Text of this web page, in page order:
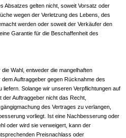
Absatzes gelten nicht, soweit Vorsatz oder
wegen der Verletzung des Lebens, des
werden oder soweit der Verkäufer den
Garantie für die Beschaffenheit des
Wahl, entweder die mangelhaften
Auftraggeber gegen Rücknahme des
Solange wir unseren Verpflichtungen auf
Auftraggeber nicht das Recht,
des Vertrages zu verlangen,
vorliegt. Ist eine Nachbesserung oder
oder wird sie verweigert, kann der
Preisnachlass oder